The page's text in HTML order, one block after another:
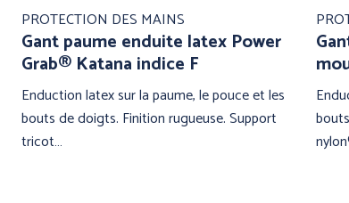
PROTECTION DES MAINS
Gant paume enduite latex Power
Grab® Katana indice F
Enduction latex sur la paume, le pouce et les
bouts de doigts. Finition rugueuse. Support
tricot…